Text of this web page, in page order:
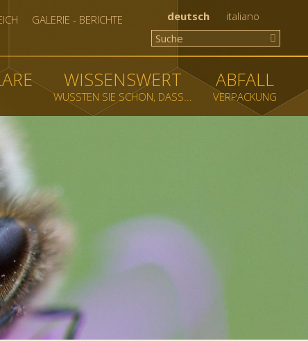
GALERIE - BERICHTE deutsch italiano
WISSENSWERT
WUSSTEN SIE SCHON, DASS...
ABFALL
VERPACKUNG